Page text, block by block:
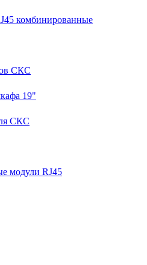
комбинированные
СКС
19"
СКС
модули RJ45